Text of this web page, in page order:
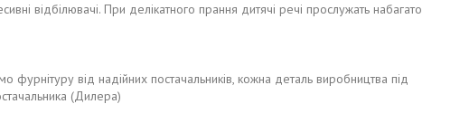
відбілювачі. При делікатного прання дитячі речі прослужать набагато
фурнітуру від надійних постачальників, кожна деталь виробництва під
(Дилера)